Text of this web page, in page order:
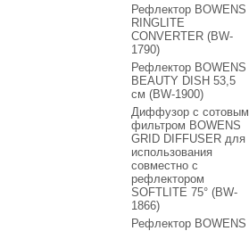
Рефлектор BOWENS
RINGLITE
CONVERTER (BW-
1790)
Рефлектор BOWENS
BEAUTY DISH 53,5
см (BW-1900)
Диффузор с сотовым
фильтром BOWENS
GRID DIFFUSER для
использования
совместно с
рефлектором
SOFTLITE 75° (BW-
1866)
Рефлектор BOWENS